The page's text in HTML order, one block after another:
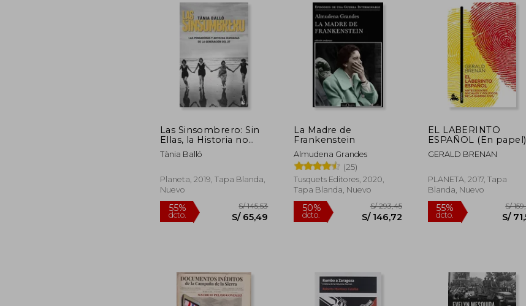
55%
dcto.
S/ 258,52
S/ 116,33
55%
dcto.
S/ 192,49
S/ 86,62
40%
dcto.
Las Sinsombrero: Sin
Ellas, la Historia no
Está Completa
(Divulgación)
Tània Balló
Planeta, 2019, Tapa Blanda,
Nuevo
La Madre de
Frankenstein
Almudena Grandes
(25)
Tusquets Editores, 2020,
Tapa Blanda, Nuevo
EL LABERINTO
ESPAÑOL (En papel)
GERALD BRENAN
PLANETA, 2017, Tapa
Blanda, Nuevo